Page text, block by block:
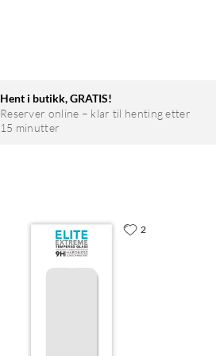
Hent i butikk, GRATIS!
Reserver online – klar til henting etter
15 minutter
2